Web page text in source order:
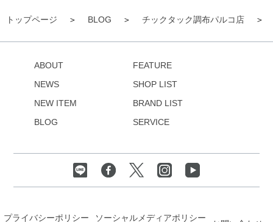
トップページ BLOG チックタック調布パルコ店
ABOUT
NEWS
NEW ITEM
BLOG
FEATURE
SHOP LIST
BRAND LIST
SERVICE
プライバシーポリシー ソーシャルメディアポリシー